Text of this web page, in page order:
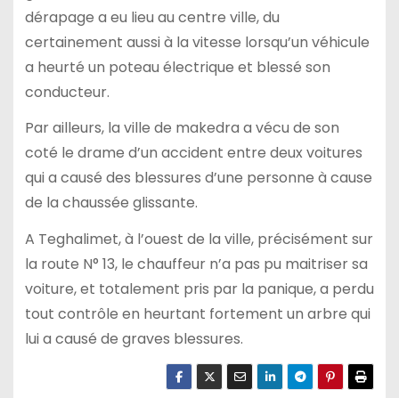
dérapage a eu lieu au centre ville, du
certainement aussi à la vitesse lorsqu’un véhicule
a heurté un poteau électrique et blessé son
conducteur.
Par ailleurs, la ville de makedra a vécu de son
coté le drame d’un accident entre deux voitures
qui a causé des blessures d’une personne à cause
de la chaussée glissante.
A Teghalimet, à l’ouest de la ville, précisément sur
la route N° 13, le chauffeur n’a pas pu maitriser sa
voiture, et totalement pris par la panique, a perdu
tout contrôle en heurtant fortement un arbre qui
lui a causé de graves blessures.